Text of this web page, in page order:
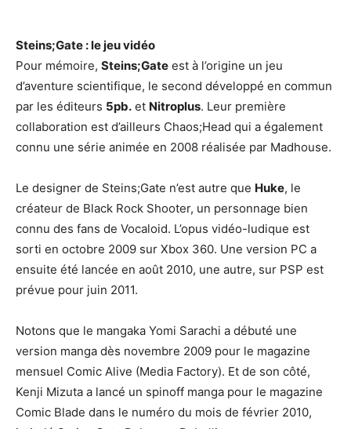
Steins;Gate : le jeu vidéo
Pour mémoire, Steins;Gate est à l’origine un jeu
d’aventure scientifique, le second développé en commun
par les éditeurs 5pb. et Nitroplus. Leur première
collaboration est d’ailleurs Chaos;Head qui a également
connu une série animée en 2008 réalisée par Madhouse.
Le designer de Steins;Gate n’est autre que Huke, le
créateur de Black Rock Shooter, un personnage bien
connu des fans de Vocaloid. L’opus vidéo-ludique est
sorti en octobre 2009 sur Xbox 360. Une version PC a
ensuite été lancée en août 2010, une autre, sur PSP est
prévue pour juin 2011.
Notons que le mangaka Yomi Sarachi a débuté une
version manga dès novembre 2009 pour le magazine
mensuel Comic Alive (Media Factory). Et de son côté,
Kenji Mizuta a lancé un spinoff manga pour le magazine
Comic Blade dans le numéro du mois de février 2010,